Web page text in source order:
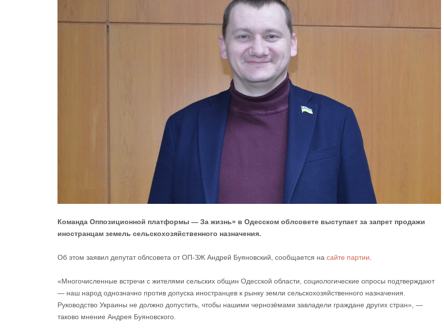
Команда Оппозиционной платформы — За жизнь» в Одесском облсовете выступает за запрет продажи
иностранцам земель сельскохозяйственного назначения.
Об этом заявил депутат облсовета от ОП-ЗЖ Андрей Буяновский, сообщается на сайте партии
«Многочисленные встречи с жителями сельских общин Одесской области, социологические опросы подтверждают
— наш народ однозначно против допуска иностранцев к рынку земли сельскохозяйственного назначения.
Руководство Украины не должно допустить, чтобы нашими чернозёмами завладели граждане других стран», —
таково мнение Андрея Буяновского.